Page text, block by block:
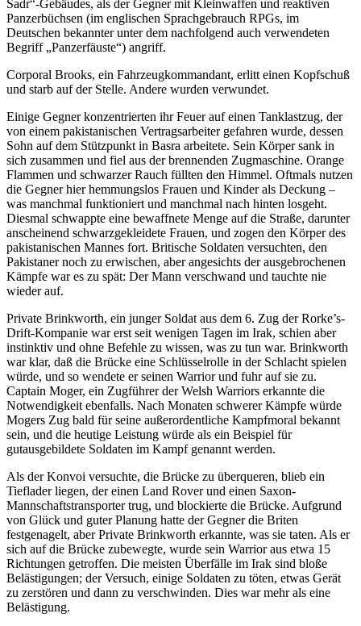
Sadr“-Gebäudes, als der Gegner mit Kleinwaffen und reaktiven
Panzerbüchsen (im englischen Sprachgebrauch RPGs, im
Deutschen bekannter unter dem nachfolgend auch verwendeten
Begriff „Panzerfäuste“) angriff.
Corporal Brooks, ein Fahrzeugkommandant, erlitt einen Kopfschuß
und starb auf der Stelle. Andere wurden verwundet.
Einige Gegner konzentrierten ihr Feuer auf einen Tanklastzug, der
von einem pakistanischen Vertragsarbeiter gefahren wurde, dessen
Sohn auf dem Stützpunkt in Basra arbeitete. Sein Körper sank in
sich zusammen und fiel aus der brennenden Zugmaschine. Orange
Flammen und schwarzer Rauch füllten den Himmel. Oftmals nutzen
die Gegner hier hemmungslos Frauen und Kinder als Deckung –
was manchmal funktioniert und manchmal nach hinten losgeht.
Diesmal schwappte eine bewaffnete Menge auf die Straße, darunter
anscheinend schwarzgekleidete Frauen, und zogen den Körper des
pakistanischen Mannes fort. Britische Soldaten versuchten, den
Pakistaner noch zu erwischen, aber angesichts der ausgebrochenen
Kämpfe war es zu spät: Der Mann verschwand und tauchte nie
wieder auf.
Private Brinkworth, ein junger Soldat aus dem 6. Zug der Rorke’s-
Drift-Kompanie war erst seit wenigen Tagen im Irak, schien aber
instinktiv und ohne Befehle zu wissen, was zu tun war. Brinkworth
war klar, daß die Brücke eine Schlüsselrolle in der Schlacht spielen
würde, und so wendete er seinen Warrior und fuhr auf sie zu.
Captain Moger, ein Zugführer der Welsh Warriors erkannte die
Notwendigkeit ebenfalls. Nach Monaten schwerer Kämpfe würde
Mogers Zug bald für seine außerordentliche Kampfmoral bekannt
sein, und die heutige Leistung würde als ein Beispiel für
gutausgebildete Soldaten im Kampf genannt werden.
Als der Konvoi versuchte, die Brücke zu überqueren, blieb ein
Tieflader liegen, der einen Land Rover und einen Saxon-
Mannschaftstransporter trug, und blockierte die Brücke. Aufgrund
von Glück und guter Planung hatte der Gegner die Briten
festgenagelt, aber Private Brinkworth erkannte, was sie taten. Als er
sich auf die Brücke zubewegte, wurde sein Warrior aus etwa 15
Richtungen getroffen. Die meisten Überfälle im Irak sind bloße
Belästigungen; der Versuch, einige Soldaten zu töten, etwas Gerät
zu zerstören und dann zu verschwinden. Dies war mehr als eine
Belästigung.